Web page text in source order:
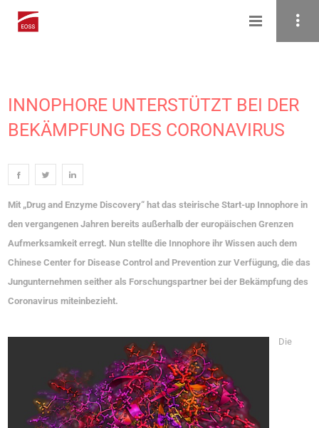
INNOPHORE UNTERSTÜTZT BEI DER
BEKÄMPFUNG DES CORONAVIRUS
Mit „Drug and Enzyme Discovery“ hat das steirische Start-up Innophore in
den vergangenen Jahren bereits außerhalb der europäischen Grenzen
Aufmerksamkeit erregt. Nun stellte die Innophore ihr Wissen auch dem
Chinese Center for Disease Control and Prevention zur Verfügung, die das
Jungunternehmen seither als Forschungspartner bei der Bekämpfung des
Coronavirus miteinbezieht.
Die